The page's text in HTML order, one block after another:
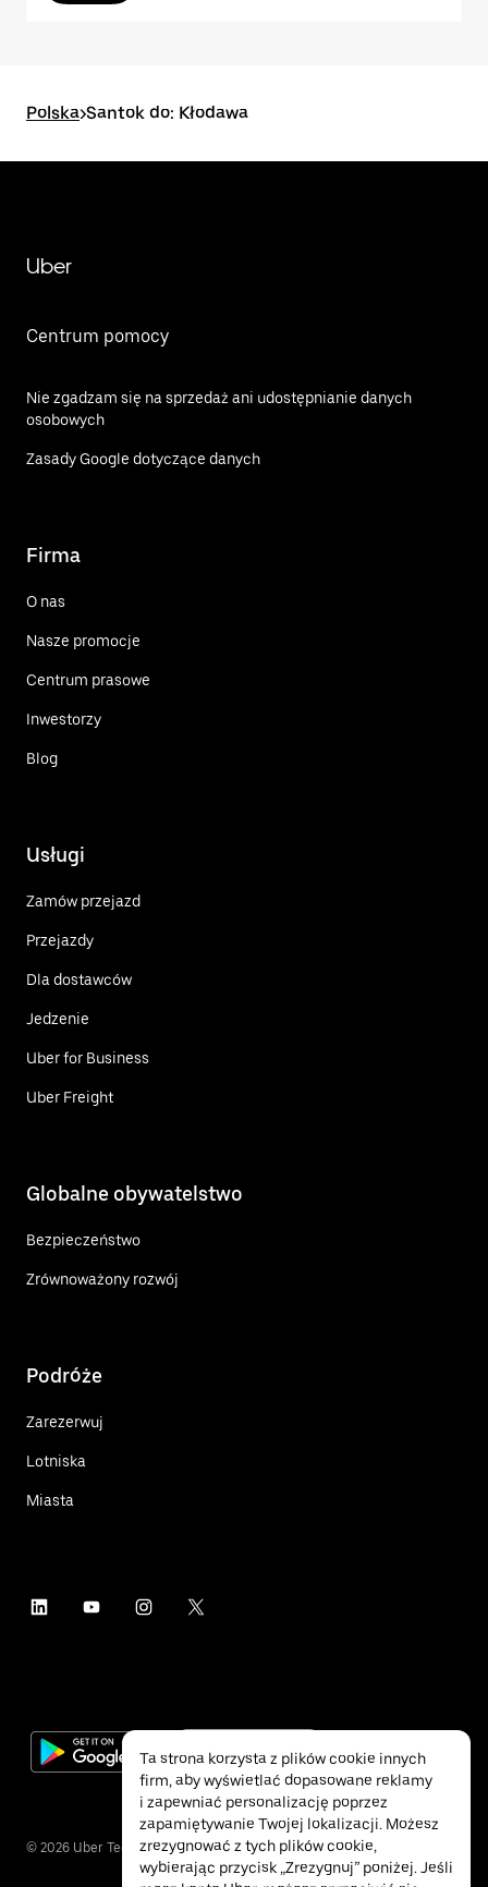
Polska>Santok do: Kłodawa
Uber
Centrum pomocy
Nie zgadzam się na sprzedaż ani udostępnianie danych
osobowych
Zasady Google dotyczące danych
Firma
O nas
Nasze promocje
Centrum prasowe
Inwestorzy
Blog
Usługi
Zamów przejazd
Przejazdy
Dla dostawców
Jedzenie
Uber for Business
Uber Freight
Globalne obywatelstwo
Bezpieczeństwo
Zrównoważony rozwój
Podróże
Zarezerwuj
Lotniska
Miasta
© 2026 Uber Technologies Inc.
Ta strona korzysta z plików cookie innych
firm, aby wyświetlać dopasowane reklamy
i zapewniać personalizację poprzez
zapamiętywanie Twojej lokalizacji. Możesz
zrezygnować z tych plików cookie,
wybierając przycisk „Zrezygnuj” poniżej. Jeśli